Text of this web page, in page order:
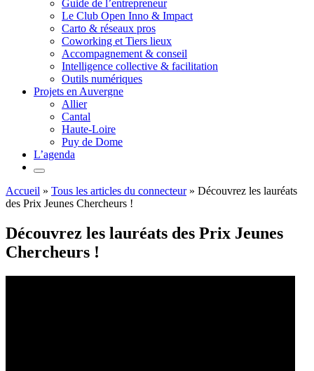
Guide de l’entrepreneur
Le Club Open Inno & Impact
Carto & réseaux pros
Coworking et Tiers lieux
Accompagnement & conseil
Intelligence collective & facilitation
Outils numériques
Projets en Auvergne
Allier
Cantal
Haute-Loire
Puy de Dome
L’agenda
Accueil » Tous les articles du connecteur» Découvrez les lauréats
des Prix Jeunes Chercheurs !
Découvrez les lauréats des Prix Jeunes
Chercheurs !